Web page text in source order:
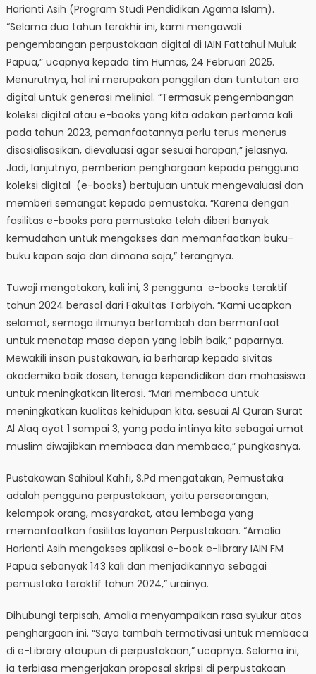
Harianti Asih (Program Studi Pendidikan Agama Islam).
“Selama dua tahun terakhir ini, kami mengawali
pengembangan perpustakaan digital di IAIN Fattahul Muluk
Papua,” ucapnya kepada tim Humas, 24 Februari 2025.
Menurutnya, hal ini merupakan panggilan dan tuntutan era
digital untuk generasi melinial. “Termasuk pengembangan
koleksi digital atau e-books yang kita adakan pertama kali
pada tahun 2023, pemanfaatannya perlu terus menerus
disosialisasikan, dievaluasi agar sesuai harapan,” jelasnya.
Jadi, lanjutnya, pemberian penghargaan kepada pengguna
koleksi digital (e-books) bertujuan untuk mengevaluasi dan
memberi semangat kepada pemustaka. “Karena dengan
fasilitas e-books para pemustaka telah diberi banyak
kemudahan untuk mengakses dan memanfaatkan buku-
buku kapan saja dan dimana saja,” terangnya.
Tuwaji mengatakan, kali ini, 3 pengguna e-books teraktif
tahun 2024 berasal dari Fakultas Tarbiyah. “Kami ucapkan
selamat, semoga ilmunya bertambah dan bermanfaat
untuk menatap masa depan yang lebih baik,” paparnya.
Mewakili insan pustakawan, ia berharap kepada sivitas
akademika baik dosen, tenaga kependidikan dan mahasiswa
untuk meningkatkan literasi. “Mari membaca untuk
meningkatkan kualitas kehidupan kita, sesuai Al Quran Surat
Al Alaq ayat 1 sampai 3, yang pada intinya kita sebagai umat
muslim diwajibkan membaca dan membaca,” pungkasnya.
Pustakawan Sahibul Kahfi, S.Pd mengatakan, Pemustaka
adalah pengguna perpustakaan, yaitu perseorangan,
kelompok orang, masyarakat, atau lembaga yang
memanfaatkan fasilitas layanan Perpustakaan. “Amalia
Harianti Asih mengakses aplikasi e-book e-library IAIN FM
Papua sebanyak 143 kali dan menjadikannya sebagai
pemustaka teraktif tahun 2024,” urainya.
Dihubungi terpisah, Amalia menyampaikan rasa syukur atas
penghargaan ini. “Saya tambah termotivasi untuk membaca
di e-Library ataupun di perpustakaan,” ucapnya. Selama ini,
ia terbiasa mengerjakan proposal skripsi di perpustakaan